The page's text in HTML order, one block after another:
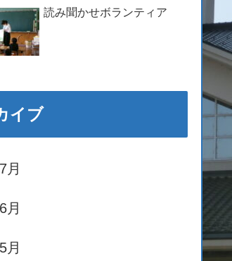
読み聞かせボランティア
イブ
月
月
月